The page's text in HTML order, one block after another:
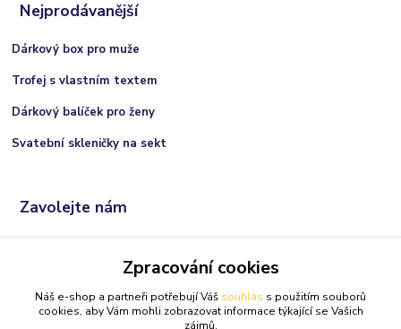
Nejprodávanější
Dárkový box pro muže
Trofej s vlastním textem
Dárkový balíček pro ženy
Svatební skleničky na sekt
Zavolejte nám
(Po-Ne, 9:00 - 21:00 hod.)
info@darkolandia.cz
Zpracování cookies
Náš e-shop a partneři potřebují Váš souhlas s použitím souborů
cookies, aby Vám mohli zobrazovat informace týkající se Vašich
zájmů.